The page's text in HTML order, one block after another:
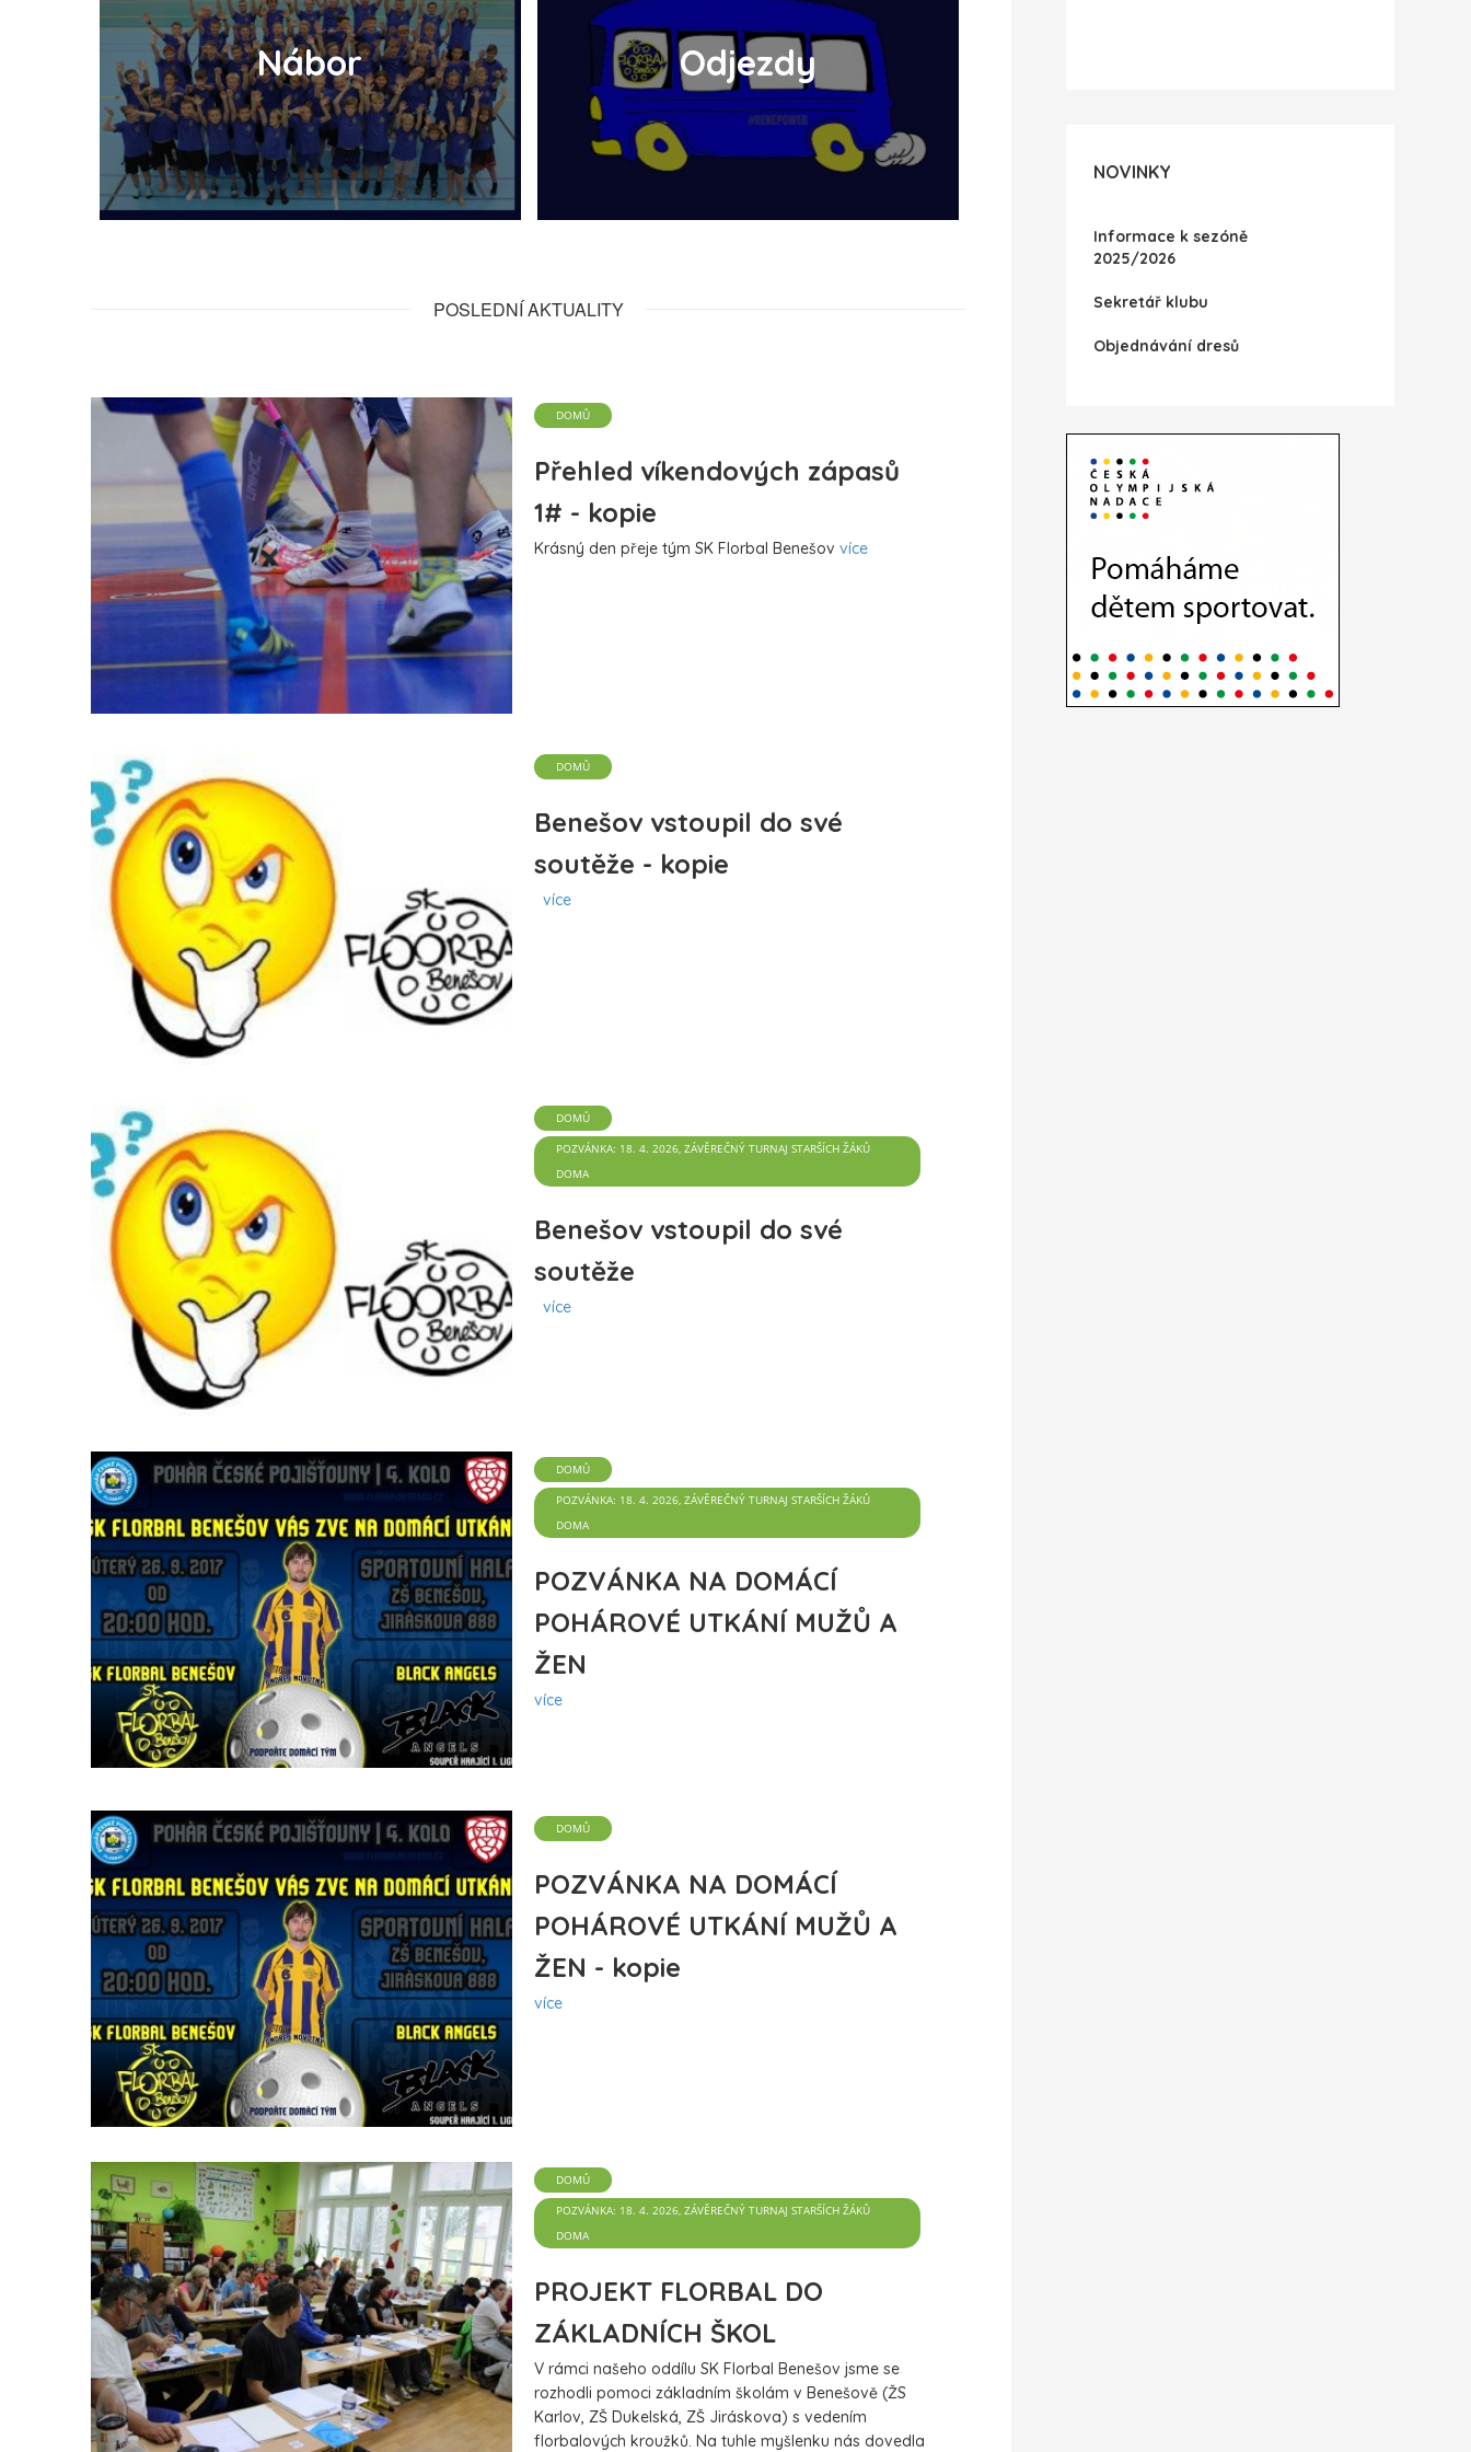
Nábor Odjezdy
POSLEDNÍ AKTUALITY
Přehled víkendových zápasů
1# - kopie
Krásný den přeje tým SK Florbal Benešov více
DOMŮ
Benešov vstoupil do své
soutěže - kopie
více
DOMŮ
Benešov vstoupil do své
soutěže
více
DOMŮ
POZVÁNKA: 18. 4. 2026, ZÁVĚREČNÝ TURNAJ STARŠÍCH ŽÁKŮ
DOMA
POZVÁNKA NA DOMÁCÍ
POHÁROVÉ UTKÁNÍ MUŽŮ A
ŽEN
více
DOMŮ
POZVÁNKA: 18. 4. 2026, ZÁVĚREČNÝ TURNAJ STARŠÍCH ŽÁKŮ
DOMA
POZVÁNKA NA DOMÁCÍ
POHÁROVÉ UTKÁNÍ MUŽŮ A
ŽEN - kopie
více
DOMŮ
PROJEKT FLORBAL DO
ZÁKLADNÍCH ŠKOL
V rámci našeho oddílu SK Florbal Benešov jsme se
rozhodli pomoci základním školám v Benešově (ŽS
Karlov, ZŠ Dukelská, ZŠ Jiráskova) s vedením
florbalových kroužků. Na tuhle myšlenku nás dovedla
DOMŮ
POZVÁNKA: 18. 4. 2026, ZÁVĚREČNÝ TURNAJ STARŠÍCH ŽÁKŮ
DOMA
NOVINKY
Informace k sezóně
2025/2026
Sekretář klubu
Objednávání dresů